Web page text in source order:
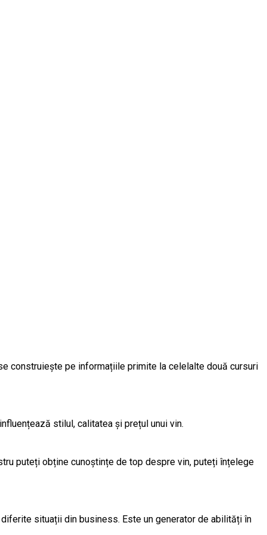
construiește pe informațiile primite la celelalte două cursuri
stilul, calitatea și prețul unui vin.
puteți obține cunoștințe de top despre vin, puteți înțelege
situații din business. Este un generator de abilități în